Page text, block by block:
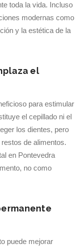
toda la vida. Incluso
modernas como
y la estética de la
el
para estimular
el cepillado ni el
los dientes, pero
de alimentos.
en Pontevedra
no como
puede mejorar